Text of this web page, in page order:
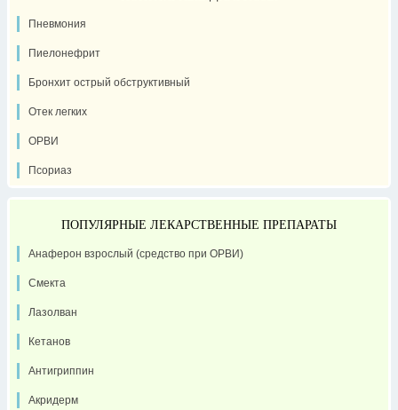
Пневмония
Пиелонефрит
Бронхит острый обструктивный
Отек легких
ОРВИ
Псориаз
ПОПУЛЯРНЫЕ ЛЕКАРСТВЕННЫЕ ПРЕПАРАТЫ
Анаферон взрослый (средство при ОРВИ)
Смекта
Лазолван
Кетанов
Антигриппин
Акридерм